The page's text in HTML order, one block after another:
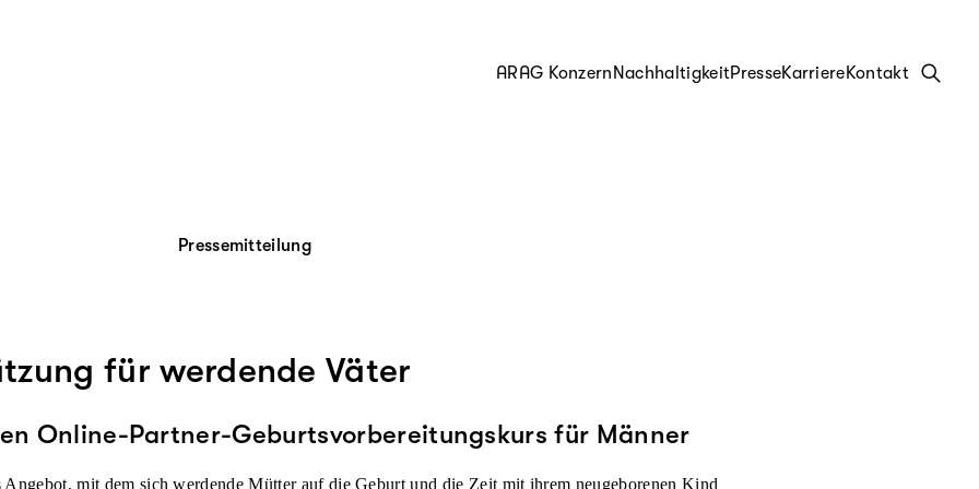
ARAG Konzern NachhaltigkeitPresseKarriereKontakt
Pressemitteilung
für werdende Väter
Online-Partner-Geburtsvorbereitungskurs für Männer
mit dem sich werdende Mütter auf die Geburt und die Zeit mit ihrem neugeborenen Kind